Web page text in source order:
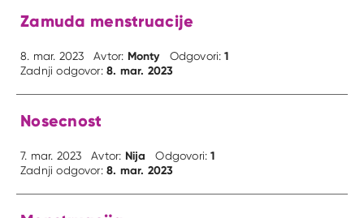
Zamuda menstruacije
8. mar. 2023 Avtor: Monty Odgovori:1
Zadnji odgovor:8. mar. 2023
Nosecnost
7. mar. 2023 Avtor: Nija Odgovori:1
Zadnji odgovor:8. mar. 2023